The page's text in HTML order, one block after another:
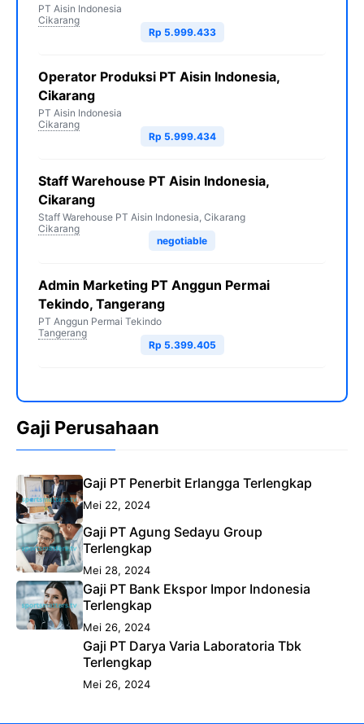
PT Aisin Indonesia
Cikarang
Rp 5.999.433
Operator Produksi PT Aisin Indonesia,
Cikarang
PT Aisin Indonesia
Cikarang
Rp 5.999.434
Staff Warehouse PT Aisin Indonesia,
Cikarang
Staff Warehouse PT Aisin Indonesia, Cikarang
Cikarang
negotiable
Admin Marketing PT Anggun Permai
Tekindo, Tangerang
PT Anggun Permai Tekindo
Tangerang
Rp 5.399.405
Gaji Perusahaan
Gaji PT Penerbit Erlangga Terlengkap
Mei 22, 2024
Gaji PT Agung Sedayu Group
Terlengkap
Mei 28, 2024
Gaji PT Bank Ekspor Impor Indonesia
Terlengkap
Mei 26, 2024
Gaji PT Darya Varia Laboratoria Tbk
Terlengkap
Mei 26, 2024